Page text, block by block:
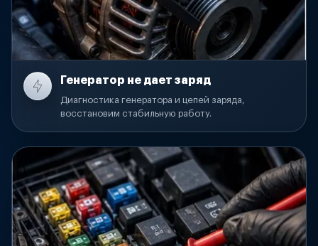
Генератор не дает заряд
Диагностика генератора и цепей заряда,
восстановим стабильную работу.